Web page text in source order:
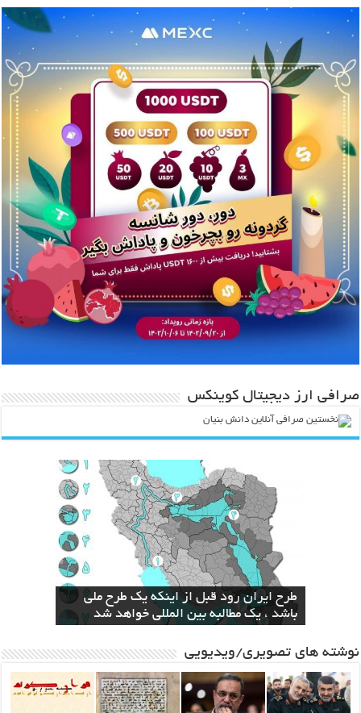
صرافی ارز دیجیتال کوینکس
سال‌ها بلاتکلیفی مالکان اراضی شاهنامه ۳۵
مشهد
باند قدرتمند مافیایی پشت صحنه کوهخواری
در مشهد
انقلاب در صنعت و کشاورزی با ارائه لیزر
سطحی
طرح ایران رود قبل از اینکه یک طرح ملی
باشد ، یک مطالبه بین المللی خواهد شد
الزام دولت به ساخت نیروگاه اختصاصی برای
استخراج بیت کوین
نوشته های تصویری/ویدیویی